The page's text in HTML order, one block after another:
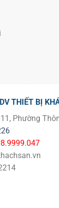
THIẾT BỊ
Phường